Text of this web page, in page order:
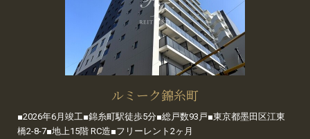
ルミーク錦糸町
■2026年6月竣工■錦糸町駅徒歩5分■総戸数93戸■東京都墨田区江東
橋2-8-7■地上15階 RC造■フリーレント2ヶ月